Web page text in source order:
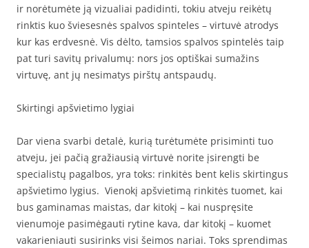
ir norėtumėte ją vizualiai padidinti, tokiu atveju reikėtų
rinktis kuo šviesesnės spalvos spinteles – virtuvė atrodys
kur kas erdvesnė. Vis dėlto, tamsios spalvos spintelės taip
pat turi savitų privalumų: nors jos optiškai sumažins
virtuvę, ant jų nesimatys pirštų antspaudų.
Skirtingi apšvietimo lygiai
Dar viena svarbi detalė, kurią turėtumėte prisiminti tuo
atveju, jei pačią gražiausią virtuvė norite įsirengti be
specialistų pagalbos, yra toks: rinkitės bent kelis skirtingus
apšvietimo lygius. Vienokį apšvietimą rinkitės tuomet, kai
bus gaminamas maistas, dar kitokį – kai nuspręsite
vienumoje pasimėgauti rytine kava, dar kitokį – kuomet
vakarieniauti susirinks visi šeimos nariai. Toks sprendimas